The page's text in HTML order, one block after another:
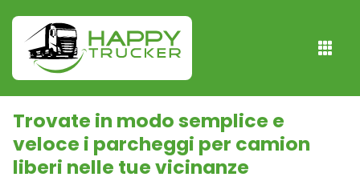
Trovate in modo semplice e
veloce i parcheggi per camion
liberi nelle tue vicinanze